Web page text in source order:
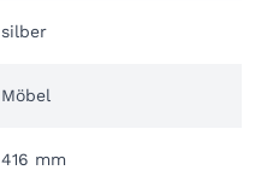
silber
Möbel
416 mm